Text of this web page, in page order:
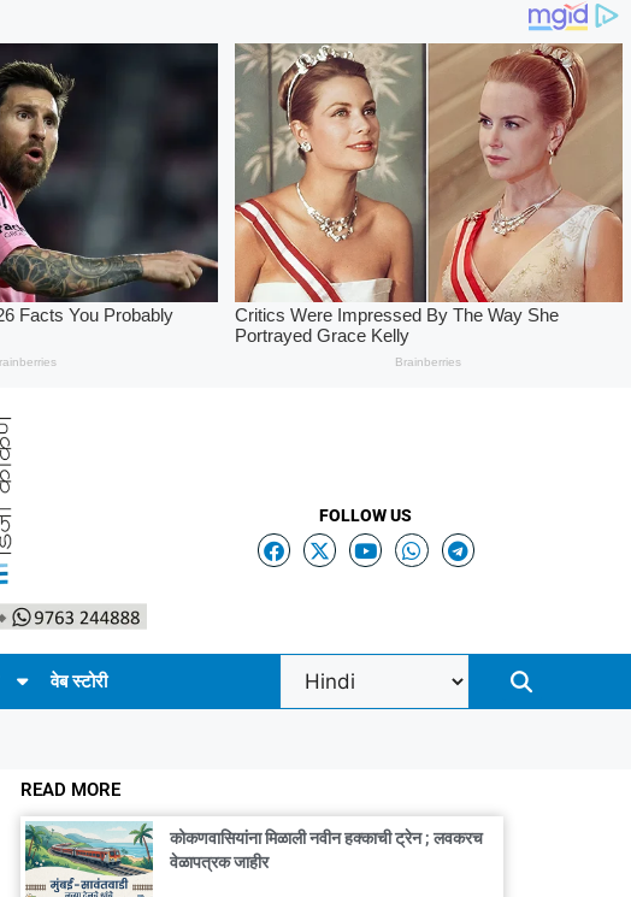
FOLLOW US
वेब स्टोरी
READ MORE
कोकणवासियांना मिळाली नवीन हक्काची ट्रेन ; लवकरच
वेळापत्रक जाहीर